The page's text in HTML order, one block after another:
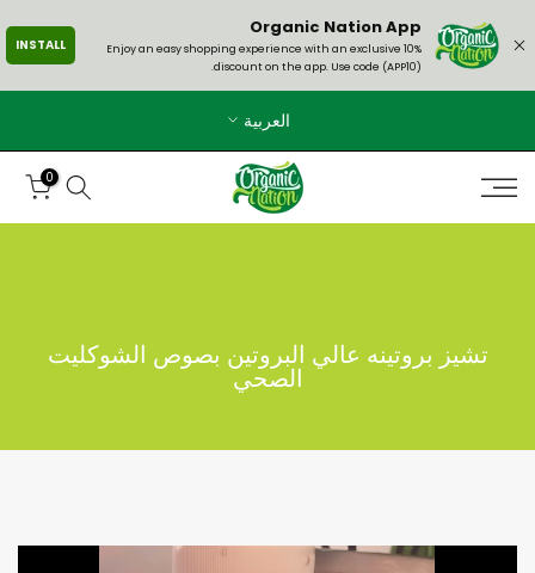
الانتقال
إلى
Organic Nation App
Enjoy an easy shopping experience with an exclusive 10%
discount on the app. Use code (APP10).
INSTALL
العربية
0
تشيز بروتينه عالي البروتين بصوص الشوكليت
الصحي